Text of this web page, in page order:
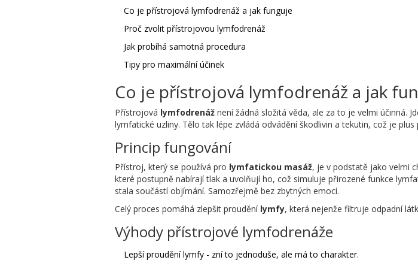
Co je přístrojová lymfodrenáž a jak funguje
Proč zvolit přístrojovou lymfodrenáž
Jak probíhá samotná procedura
Tipy pro maximální účinek
Co je přístrojová lymfodrenáž a jak
Přístrojová lymfodrenáž není žádná složitá věda, ale za to je velmi účinná.
lymfatické uzliny. Tělo tak lépe zvládá odvádění škodlivin a tekutin, což je
Princip fungování
Přístroj, který se používá pro lymfatickou masáž, je v podstatě jako velmi
které postupně nabírají tlak a uvolňují ho, což simuluje přirozené funkce
stala součástí objímání. Samozřejmě bez zbytných emocí.
Celý proces pomáhá zlepšit proudění lymfy, která nejenže filtruje odpadní
Výhody přístrojové lymfodrenáže
Lepší proudění lymfy - zní to jednoduše, ale má to charakter.